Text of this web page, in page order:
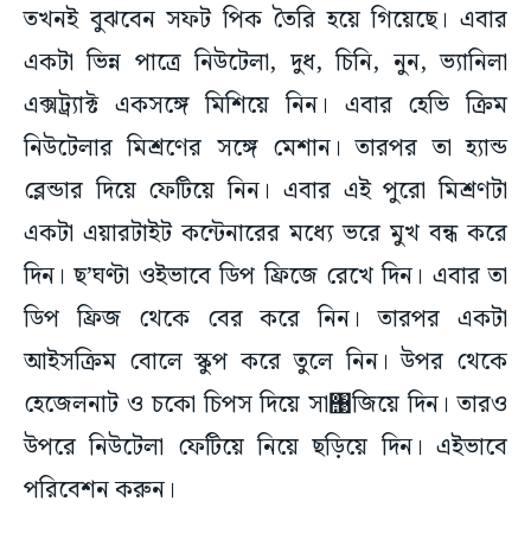
তখনই বুঝবেন সফট পিক তৈরি হয়ে গিয়েছে। এবার
একটা ভিন্ন পাত্রে নিউটেলা, দুধ, চিনি, নুন, ভ্যানিলা
এক্সট্র্যাক্ট একসঙ্গে মিশিয়ে নিন। এবার হেভি ক্রিম
নিউটেলার মিশ্রণের সঙ্গে মেশান। তারপর তা হ্যান্ড
ব্লেন্ডার দিয়ে ফেটিয়ে নিন। এবার এই পুরো মিশ্রণটা
একটা এয়ারটাইট কন্টেনারের মধ্যে ভরে মুখ বন্ধ করে
দিন। ছ’ঘণ্টা ওইভাবে ডিপ ফ্রিজে রেখে দিন। এবার তা
ডিপ ফ্রিজ থেকে বের করে নিন। তারপর একটা
আইসক্রিম বোলে স্কুপ করে তুলে নিন। উপর থেকে
হেজেলনাট ও চকো চিপস দিয়ে সা঩জিয়ে দিন। তারও
উপরে নিউটেলা ফেটিয়ে নিয়ে ছড়িয়ে দিন। এইভাবে
পরিবেশন করুন।